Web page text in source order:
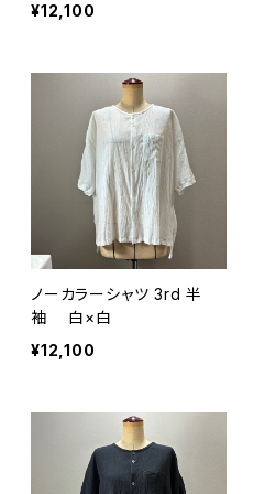
¥12,100
ノーカラーシャツ 3rd 半
袖 白×白
¥12,100